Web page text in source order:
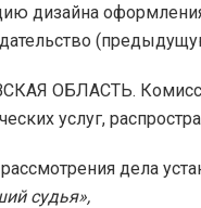
дизайна
ОБЛАСТЬ.
услуг,
дела
судья»,